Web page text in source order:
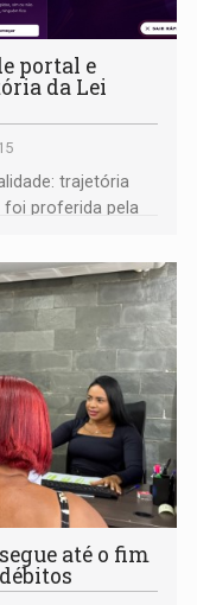
portal e
da Lei
trajetória
foi proferida pela
até o fim